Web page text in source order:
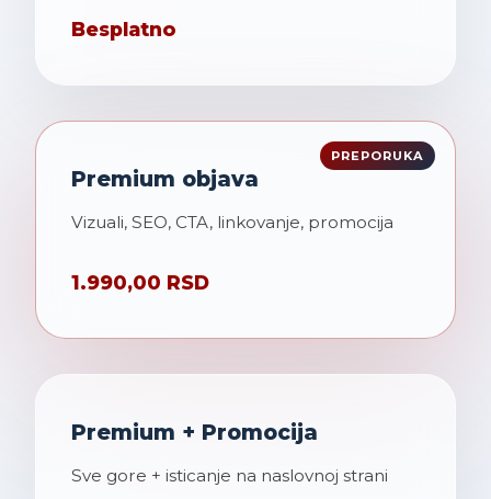
Besplatno
Premium objava
Vizuali, SEO, CTA, linkovanje, promocija
1.990,00 RSD
Premium + Promocija
Sve gore + isticanje na naslovnoj strani